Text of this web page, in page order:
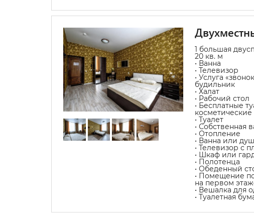
1 большая
20 кв. м
• Ванна
• Телевизор
• Услуга
будильник
• Халат
• Рабочий стол
• Бесплатные
• Туалет
• Собственная
• Отопление
• Ванна или душ
• Телевизор с
• Шкаф или
• Полотенца
• Обеденный
• Помещение
на первом
• Вешалка для
• Туалетная